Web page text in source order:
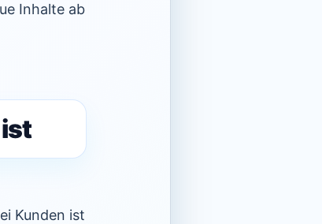
Inhalte ab
Kunden ist